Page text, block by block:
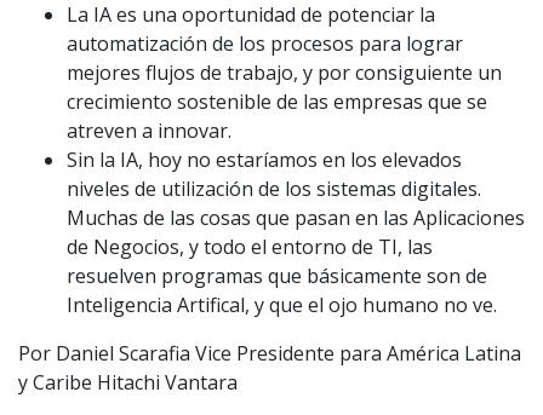
La IA es una oportunidad de potenciar la
automatización de los procesos para lograr
mejores flujos de trabajo, y por consiguiente un
crecimiento sostenible de las empresas que se
atreven a innovar.
Sin la IA, hoy no estaríamos en los elevados
niveles de utilización de los sistemas digitales.
Muchas de las cosas que pasan en las Aplicaciones
de Negocios, y todo el entorno de TI, las
resuelven programas que básicamente son de
Inteligencia Artifical, y que el ojo humano no ve.
Por Daniel Scarafia Vice Presidente para América Latina
y Caribe Hitachi Vantara